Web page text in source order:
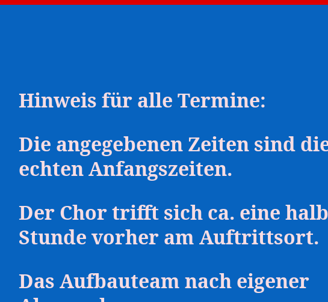
Hinweis für alle Termine:
Die angegebenen Zeiten sind
echten Anfangszeiten.
Der Chor trifft sich ca. eine
Stunde vorher am Auftrittsort.
Das Aufbauteam nach eigener